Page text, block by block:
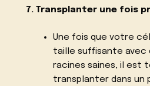
7. Transplanter une fois
Une fois que votre
taille suffisante avec
racines saines, il est
transplanter dans un